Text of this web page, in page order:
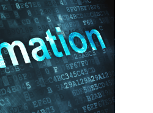
peuvent
être
choisies
sur
la
page
du